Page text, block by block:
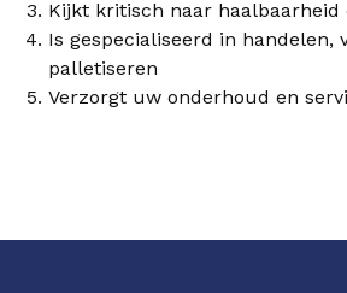
Kijkt kritisch naar
Is gespecialiseerd in handelen,
palletiseren
Verzorgt uw onderhoud en